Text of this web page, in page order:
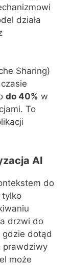
działa
Sharing)
do 40% w
To
AI
do
tylko
drzwi do
gdzie dotąd
prawdziwy
może